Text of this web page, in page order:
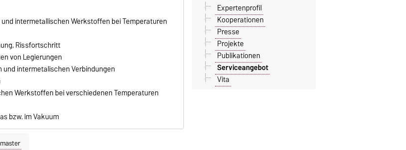
intermetallischen Werkstoffen bei Temperaturen
Rissfortschritt
von Legierungen
intermetalischen Verbindungen
Werkstoffen bei verschiedenen Temperaturen
bzw. im Vakuum
Expertenprofil
Kooperationen
Presse
Projekte
Publikationen
Serviceangebot
Vita